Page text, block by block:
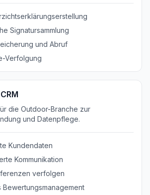
Signatursammlung
und Abruf
Verfolgung
die Outdoor-Branche zur
und Datenpflege.
Kundendaten
Kommunikation
verfolgen
Bewertungsmanagement